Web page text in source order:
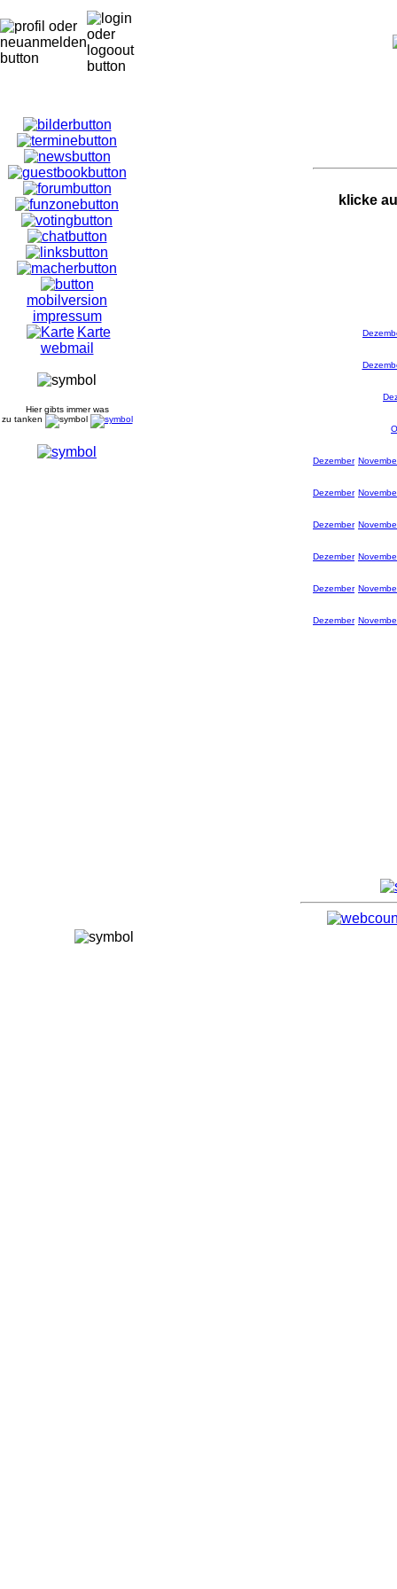
mobilversion
impressum
Karte
webmail
Hier gibts immer was
zu tanken
klicke
Dezember
Dezember
Dezember
Dezember
Dezember
Dezember